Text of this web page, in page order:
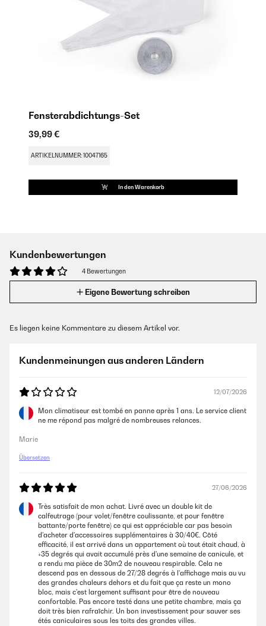
Fensterabdichtungs-Set
39,99 €
ARTIKELNUMMER: 10047165
In den Warenkorb
Kundenbewertungen
4 Bewertungen
Eigene Bewertung schreiben
Es liegen keine Kommentare zu diesem Artikel vor.
Kundenmeinungen aus anderen Ländern
12/07/2026
Mon climatiseur est tombé en panne après 1 ans. Le service client
ne me répond pas malgré de nombreuses relances.
Marie
Übersetzen
27/06/2026
Très satisfait de mon achat. Livré avec un double kit de
calfeutrage (pour volet/fenêtre coulissante, et pour fenêtre
battante/porte fenêtre) ce qui est appréciable car pas besoin
d'acheter d'accessoires supplémentaires à 30/40€. Côté
efficacité, il est arrivé dans un appartement où tout était chaud, à
+35 degrés qui avait accumulé près d'une semaine de canicule, et
a rendu ma pièce de 30m2 de nouveau respirable. Cela ne
descend pas en dessous de 27/28 degrés à l'affichage mais au vu
des grandes chaleurs dehors et du fait que ça reste un mono
bloc, mais c'est largement suffisant pour être de nouveau
confortable. Pas encore testé dans une petite chambre, mais ça
doit très bien rafraîchir. Un bon investissement pour sauver ses
étés caniculaires sous les toits des grandes villes.